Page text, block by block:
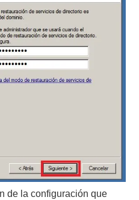
de la configuración que